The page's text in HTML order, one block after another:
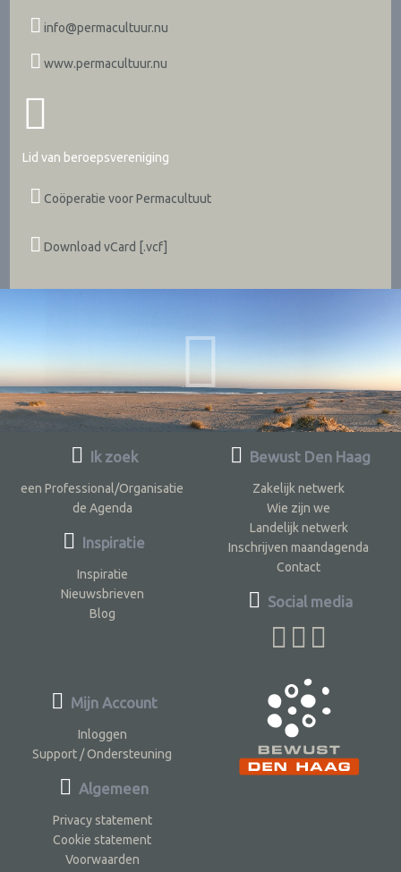
info@permacultuur.nu
www.permacultuur.nu
Lid van beroepsvereniging
Coöperatie voor Permacultuut
Download vCard [.vcf]
Ik zoek
een Professional/Organisatie
de Agenda
Inspiratie
Inspiratie
Nieuwsbrieven
Blog
Bewust Den Haag
Zakelijk netwerk
Wie zijn we
Landelijk netwerk
Inschrijven maandagenda
Contact
Social media
Mijn Account
Inloggen
Support / Ondersteuning
Algemeen
Privacy statement
Cookie statement
Voorwaarden